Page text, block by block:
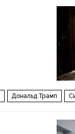
Дональд Трамп